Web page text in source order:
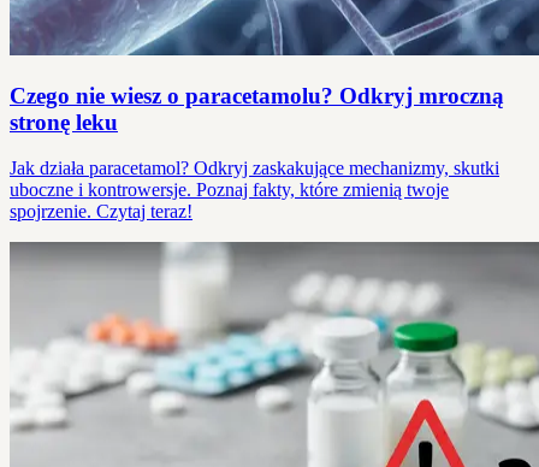
Czego nie wiesz o paracetamolu? Odkryj mroczną
stronę leku
Jak działa paracetamol? Odkryj zaskakujące mechanizmy, skutki
uboczne i kontrowersje. Poznaj fakty, które zmienią twoje
spojrzenie. Czytaj teraz!